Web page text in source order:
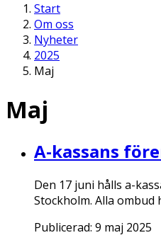
Start
Om oss
Nyheter
2025
Maj
Maj
A-kassans
Den 17 juni hålls a-
Stockholm. Alla ombud
Publicerad: 9 maj 2025